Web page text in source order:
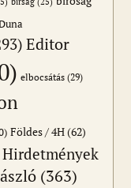
Editor
elbocsátás (29)
Földes / 4H(62)
Hirdetmények
(363)